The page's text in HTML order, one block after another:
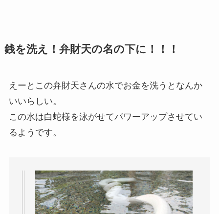
銭を洗え！弁財天の名の下に！！！
えーとこの弁財天さんの水でお金を洗うとなんか
いいらしい。
この水は白蛇様を泳がせてパワーアップさせてい
るようです。